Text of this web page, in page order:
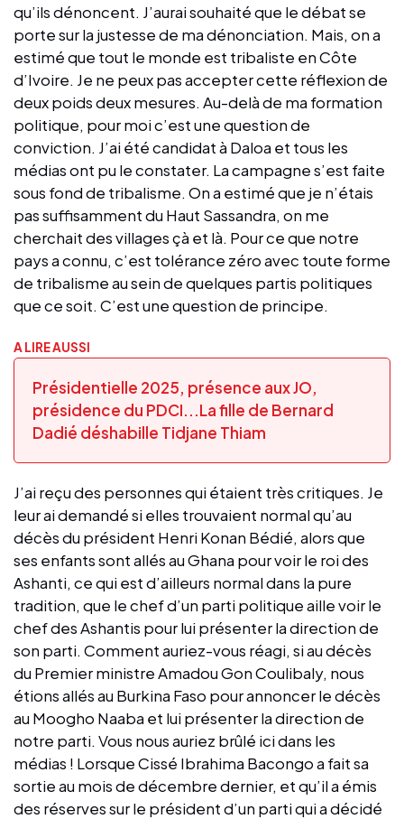
qu’ils dénoncent. J’aurai souhaité que le débat se
porte sur la justesse de ma dénonciation. Mais, on a
estimé que tout le monde est tribaliste en Côte
d’Ivoire. Je ne peux pas accepter cette réflexion de
deux poids deux mesures. Au-delà de ma formation
politique, pour moi c’est une question de
conviction. J’ai été candidat à Daloa et tous les
médias ont pu le constater. La campagne s’est faite
sous fond de tribalisme. On a estimé que je n’étais
pas suffisamment du Haut Sassandra, on me
cherchait des villages çà et là. Pour ce que notre
pays a connu, c’est tolérance zéro avec toute forme
de tribalisme au sein de quelques partis politiques
que ce soit. C’est une question de principe.
A LIRE AUSSI
Présidentielle 2025, présence aux JO,
présidence du PDCI...La fille de Bernard
Dadié déshabille Tidjane Thiam
J’ai reçu des personnes qui étaient très critiques. Je
leur ai demandé si elles trouvaient normal qu’au
décès du président Henri Konan Bédié, alors que
ses enfants sont allés au Ghana pour voir le roi des
Ashanti, ce qui est d’ailleurs normal dans la pure
tradition, que le chef d’un parti politique aille voir le
chef des Ashantis pour lui présenter la direction de
son parti. Comment auriez-vous réagi, si au décès
du Premier ministre Amadou Gon Coulibaly, nous
étions allés au Burkina Faso pour annoncer le décès
au Moogho Naaba et lui présenter la direction de
notre parti. Vous nous auriez brûlé ici dans les
médias ! Lorsque Cissé Ibrahima Bacongo a fait sa
sortie au mois de décembre dernier, et qu’il a émis
des réserves sur le président d’un parti qui a décidé